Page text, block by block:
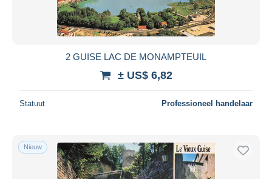
2 GUISE LAC DE MONAMPTEUIL
± US$ 6,82
Statuut Professioneel handelaar
Nieuw